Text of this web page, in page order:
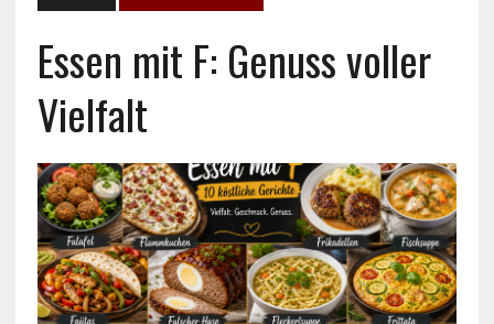
Essen mit F: Genuss voller
Vielfalt